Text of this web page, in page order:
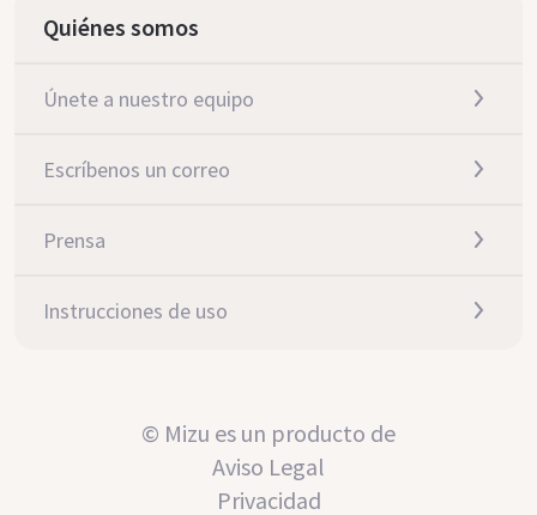
Quiénes somos
Únete a nuestro equipo
Escríbenos un correo
Prensa
Instrucciones de uso
© Mizu es un producto de
Aviso Legal
Privacidad